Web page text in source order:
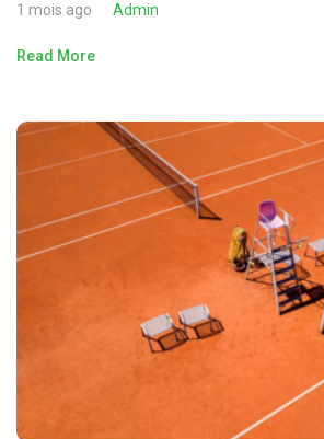
1 mois ago Admin
Read More